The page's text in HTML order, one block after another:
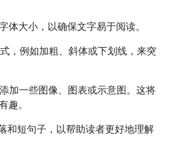
体大小，以确保文字易于阅读。
，例如加粗、斜体或下划线，来突
加一些图像、图表或示意图。这将
趣。
和短句子，以帮助读者更好地理解